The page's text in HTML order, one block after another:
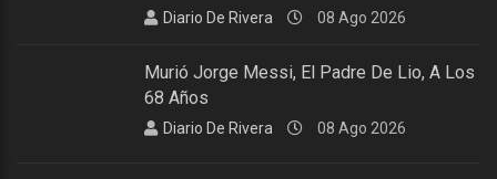
Diario De Rivera 08 Ago 2026
Murió Jorge Messi, El Padre De Lio, A Los
68 Años
Diario De Rivera 08 Ago 2026